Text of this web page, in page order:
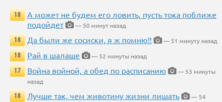
18
А может не будем его ловить, пусть тока поближе
подойдет
— 50 минут назад
18
Да были же сосиски, я ж помню!!
— 51 минуту назад
18
Рай в шалаше
— 52 минуты назад
17
Война войной, а обед по расписанию
— 53 минуты
назад
18
Лучше так, чем животину жизни лишать
— 54